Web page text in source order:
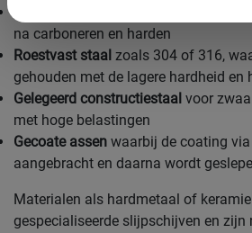
na carboneren en harden
Roestvast staal zoals 304 of 316,
gehouden met de lagere hardheid en
Gelegeerd constructiestaal voor
met hoge belastingen
Gecoate assen waarbij de coating
aangebracht en daarna wordt
Materialen als hardmetaal of
gespecialiseerde slijpschijven en zijn